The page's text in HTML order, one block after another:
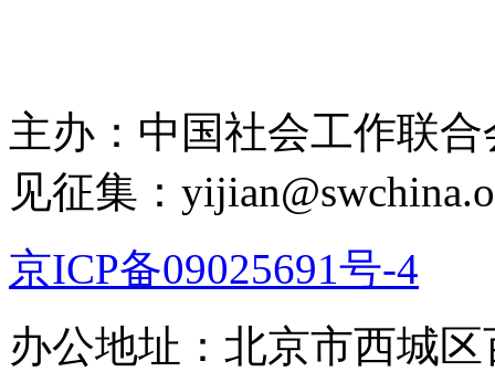
主办：中国社会工作联
见征集：
京ICP备09025691号-4
办公地址：北京市西城